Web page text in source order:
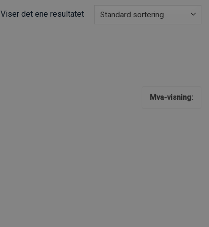
Viser det ene resultatet
Mva-visning: